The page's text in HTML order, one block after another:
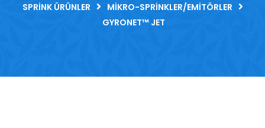
SPRINK ÜRÜNLER
MIKRO-SPRINKLER/EMITÖRLER
GYRONET™ JET